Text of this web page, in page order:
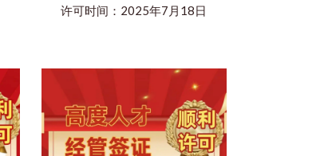
许可时间：2025年7月18日